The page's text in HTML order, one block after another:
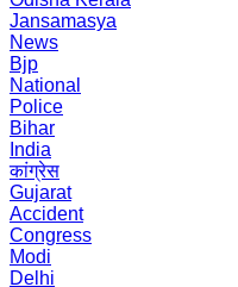
Jansamasya
News
Bjp
National
Police
Bihar
India
कांग्रेस
Gujarat
Accident
Congress
Modi
Delhi